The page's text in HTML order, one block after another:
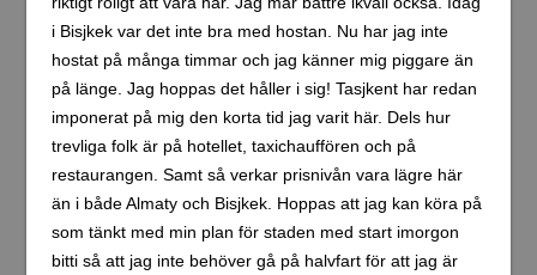
i Bisjkek var det inte bra med hostan. Nu har jag inte
hostat på många timmar och jag känner mig piggare än
på länge. Jag hoppas det håller i sig! Tasjkent har redan
imponerat på mig den korta tid jag varit här. Dels hur
trevliga folk är på hotellet, taxichauffören och på
restaurangen. Samt så verkar prisnivån vara lägre här
än i både Almaty och Bisjkek. Hoppas att jag kan köra på
som tänkt med min plan för staden med start imorgon
bitti så att jag inte behöver gå på halvfart för att jag är